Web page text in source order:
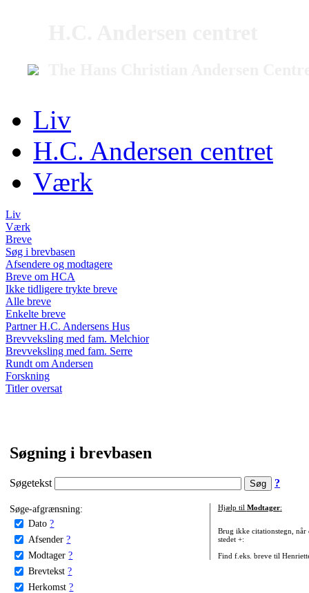
Liv
H.C. Andersen centret
Værk
Liv
Værk
Breve
Søg i brevbasen
Afsendere og modtagere
Breve om HCA
Ikke tidligere trykte breve
Alle breve
Enkelte breve
Partner H.C. Andersens Hus
Brevveksling med fam. Melchior
Brevveksling med fam. Serre
Rundt om Andersen
Forskning
Titler oversat
Søgning i brevbasen
Søgetekst ?
Søge-afgrænsning:
Dato ?
Afsender ?
Modtager ?
Brevtekst ?
Herkomst ?
Hjælp til Modtager:
Brug ikke citationstegn, når
stedet +:
Find f.eks. breve til